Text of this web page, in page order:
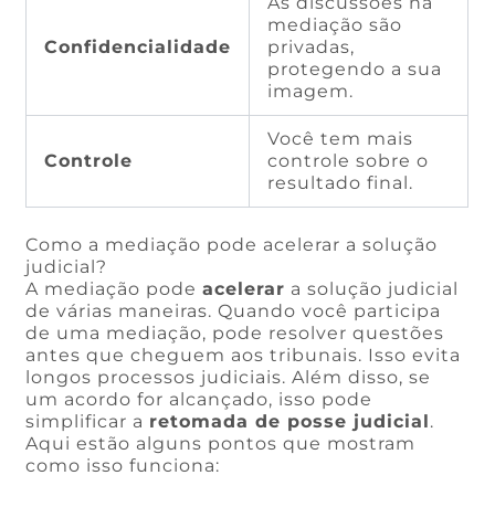
Confidencialidade
mediação são
privadas,
protegendo a sua
imagem.
Controle
Você tem mais
controle sobre o
resultado final.
Como a mediação pode acelerar a solução
judicial?
A mediação podeacelerar a solução judicial
de várias maneiras. Quando você participa
de uma mediação, pode resolver questões
antes que cheguem aos tribunais. Isso evita
longos processos judiciais. Além disso, se
um acordo for alcançado, isso pode
simplificar a retomada de posse judicial .
Aqui estão alguns pontos que mostram
como isso funciona: